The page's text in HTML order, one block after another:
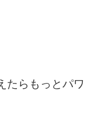
たらもっとパワ